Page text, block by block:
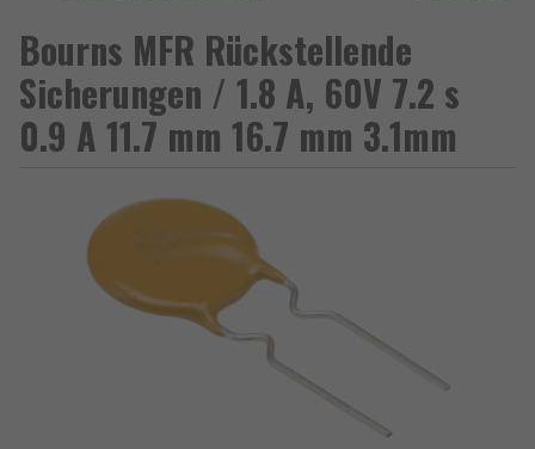
Bourns MFR Rückstellende
Sicherungen / 1.8 A, 60V 7.2 s
0.9 A 11.7 mm 16.7 mm 3.1mm